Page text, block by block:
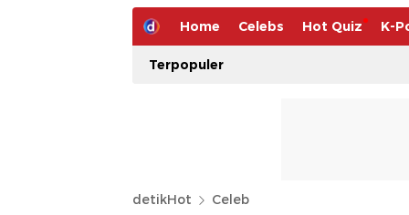
Home Celebs Hot Quiz K-
Terpopuler
detikHot Celeb